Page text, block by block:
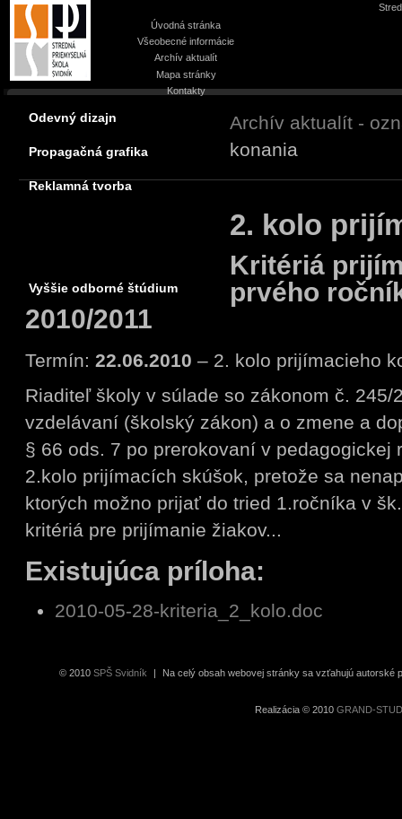
Úvodná stránka
Všeobecné informácie
Archív aktualít
Mapa stránky
Kontakty
Odevný dizajn
Propagačná grafika
Reklamná tvorba
Vyššie odborné štúdium
Archív aktualít -
konania
2. kolo
Kritériá
prvého
2010/2011
Termín: 22.06.2010 – 2. kolo prijímacieho
Riaditeľ školy v súlade so zákonom č. 245/
vzdelávaní (školský zákon) a o zmene a
§ 66 ods. 7 po prerokovaní v pedagogickej
2.kolo prijímacích skúšok, pretože sa
ktorých možno prijať do tried 1.ročníka v
kritériá pre prijímanie žiakov...
Existujúca príloha:
2010-05-28-kriteria_2_kolo.doc
© 2010 SPŠ Svidník Na celý obsah webovej stránky sa vzťahujú autorské
Realizácia © 2010 GRAND-